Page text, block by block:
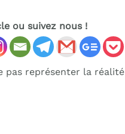
ou suivez nous !
pas représenter la réalité